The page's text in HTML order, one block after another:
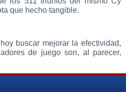
que hecho tangible.
buscar mejorar la efectividad,
de juego son, al parecer,